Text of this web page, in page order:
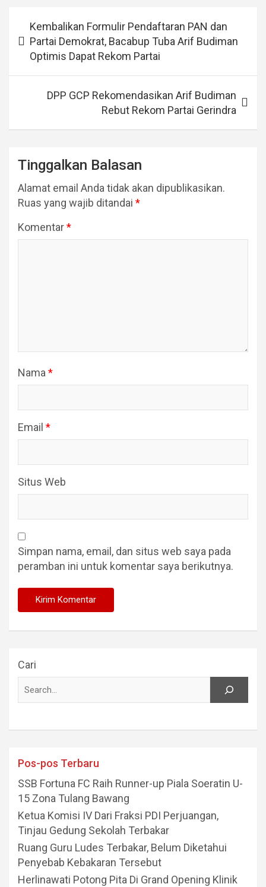
posKembalikan Formulir Pendaftaran PAN dan
Partai Demokrat, Bacabup Tuba Arif Budiman
Optimis Dapat Rekom Partai
DPP GCP Rekomendasikan Arif Budiman
Rebut Rekom Partai Gerindra
Tinggalkan Balasan
Alamat email Anda tidak akan dipublikasikan.
Ruas yang wajib ditandai *
Komentar*
Nama *
Email *
Situs Web
Simpan nama, email, dan situs web saya pada
peramban ini untuk komentar saya berikutnya.
Cari
Pos-pos Terbaru
SSB Fortuna FC Raih Runner-up Piala Soeratin U-
15 Zona Tulang Bawang
Ketua Komisi IV Dari Fraksi PDI Perjuangan,
Tinjau Gedung Sekolah Terbakar
Ruang Guru Ludes Terbakar, Belum Diketahui
Penyebab Kebakaran Tersebut
Herlinawati Potong Pita Di Grand Opening Klinik